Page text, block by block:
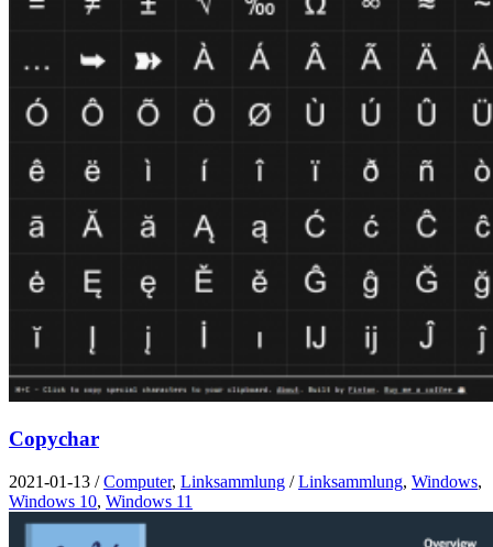
Copychar
2021-01-13 /Computer, Linksammlung /Linksammlung, Windows,
Windows 10, Windows 11